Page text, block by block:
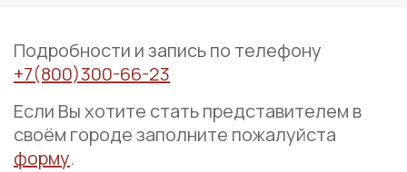
Подробности и запись по телефону
+7(800)300-66-23
Если Вы хотите стать представителем в
своём городе заполните пожалуйста
форму.